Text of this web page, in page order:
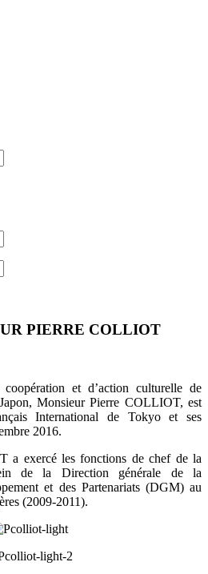
PIERRE COLLIOT
et d’action culturelle de
Monsieur Pierre COLLIOT, est
International de Tokyo et ses
2016.
a exercé les fonctions de chef de la
de la Direction générale de la
et des Partenariats (DGM) au
(2009-2011).